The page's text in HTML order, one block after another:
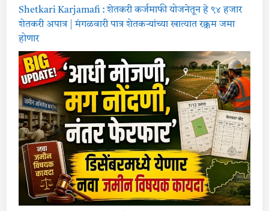
Shetkari Karjamafi : शेतकरी कर्जमाफी योजनेतून हे ९४ हजार
शेतकरी अपात्र | मंगळवारी पात्र शेतकऱ्यांच्या खात्यात रक्कम जमा
होणार